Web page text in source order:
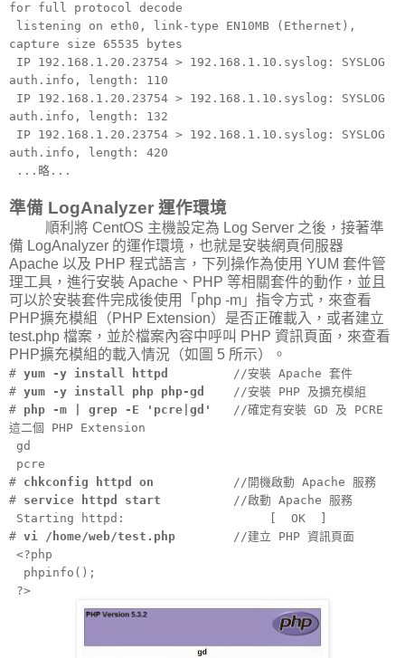
for full protocol decode
listening on eth0, link-type EN10MB (Ethernet),
capture size 65535 bytes
IP 192.168.1.20.23754 > 192.168.1.10.syslog: SYSLOG
auth.info, length: 110
IP 192.168.1.20.23754 > 192.168.1.10.syslog: SYSLOG
auth.info, length: 132
IP 192.168.1.20.23754 > 192.168.1.10.syslog: SYSLOG
auth.info, length: 420
...略...
準備 LogAnalyzer 運作環境
順利將 CentOS 主機設定為 Log Server 之後，接著準
備 LogAnalyzer 的運作環境，也就是安裝網頁伺服器
Apache 以及 PHP 程式語言，下列操作為使用 YUM 套件管
理工具，進行安裝 Apache、PHP 等相關套件的動作，並且
可以於安裝套件完成後使用「php -m」指令方式，來查看
PHP擴充模組（PHP Extension）是否正確載入，或者建立
test.php 檔案，並於檔案內容中呼叫 PHP 資訊頁面，來查看
PHP擴充模組的載入情況（如圖 5 所示）。
# yum -y install httpd
//安裝 Apache 套件
# yum -y install php php-gd
//安裝 PHP 及擴充模組
# php -m | grep -E 'pcre|gd'
//確定有安裝 GD 及 PCRE
這二個 PHP Extension
gd
pcre
# chkconfig httpd on //開機啟動 Apache 服務
# service httpd start //啟動 Apache 服務
Starting httpd: [ OK ]
# vi /home/web/test.php //建立 PHP 資訊頁面
<?php
phpinfo();
?>